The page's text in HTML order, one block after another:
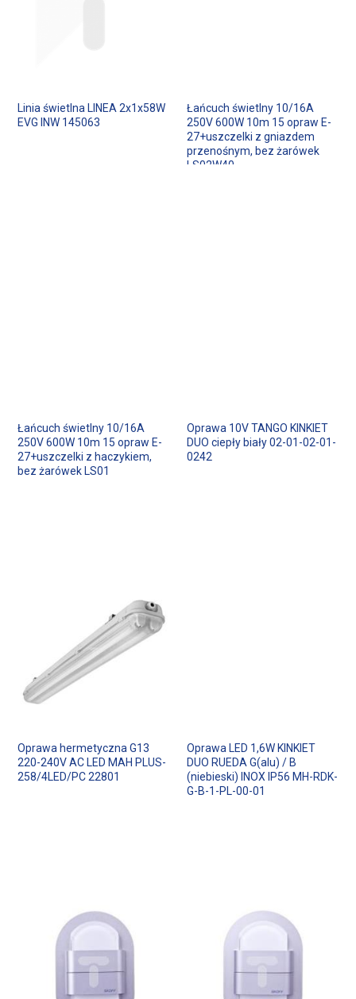
Linia świetlna LINEA 2x1x58W
EVG INW 145063
Łańcuch świetlny 10/16A
250V 600W 10m 15 opraw E-
27+uszczelki z gniazdem
przenośnym, bez żarówek
LS02W40
Łańcuch świetlny 10/16A
250V 600W 10m 15 opraw E-
27+uszczelki z haczykiem,
bez żarówek LS01
Oprawa 10V TANGO KINKIET
DUO ciepły biały 02-01-02-01-
0242
Oprawa hermetyczna G13
220-240V AC LED MAH PLUS-
258/4LED/PC 22801
Oprawa LED 1,6W KINKIET
DUO RUEDA G(alu) / B
(niebieski) INOX IP56 MH-RDK-
G-B-1-PL-00-01